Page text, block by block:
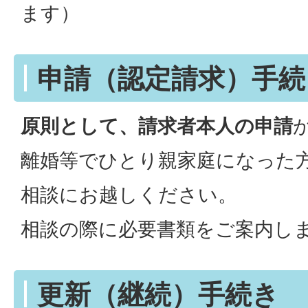
ます）
申請（認定請求）手
原則として、請求者本人の申請
離婚等でひとり親家庭になった
相談にお越しください。
相談の際に必要書類をご案内し
更新（継続）手続き